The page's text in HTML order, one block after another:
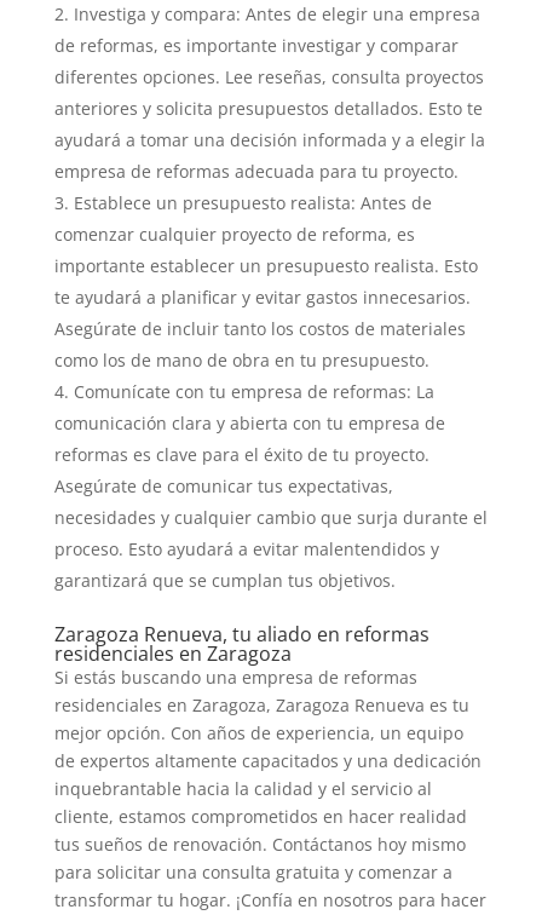
Investiga y compara: Antes de elegir una empresa
de reformas, es importante investigar y comparar
diferentes opciones. Lee reseñas, consulta proyectos
anteriores y solicita presupuestos detallados. Esto te
ayudará a tomar una decisión informada y a elegir la
empresa de reformas adecuada para tu proyecto.
Establece un presupuesto realista: Antes de
comenzar cualquier proyecto de reforma, es
importante establecer un presupuesto realista. Esto
te ayudará a planificar y evitar gastos innecesarios.
Asegúrate de incluir tanto los costos de materiales
como los de mano de obra en tu presupuesto.
Comunícate con tu empresa de reformas: La
comunicación clara y abierta con tu empresa de
reformas es clave para el éxito de tu proyecto.
Asegúrate de comunicar tus expectativas,
necesidades y cualquier cambio que surja durante el
proceso. Esto ayudará a evitar malentendidos y
garantizará que se cumplan tus objetivos.
Zaragoza Renueva, tu aliado en reformas
residenciales en Zaragoza
Si estás buscando una empresa de reformas
residenciales en Zaragoza, Zaragoza Renueva es tu
mejor opción. Con años de experiencia, un equipo
de expertos altamente capacitados y una dedicación
inquebrantable hacia la calidad y el servicio al
cliente, estamos comprometidos en hacer realidad
tus sueños de renovación. Contáctanos hoy mismo
para solicitar una consulta gratuita y comenzar a
transformar tu hogar. ¡Confía en nosotros para hacer